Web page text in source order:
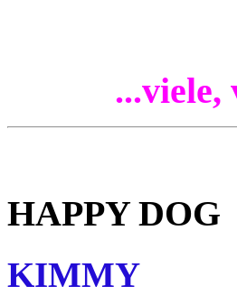
...viele,
HAPPY DOG
KIMMY